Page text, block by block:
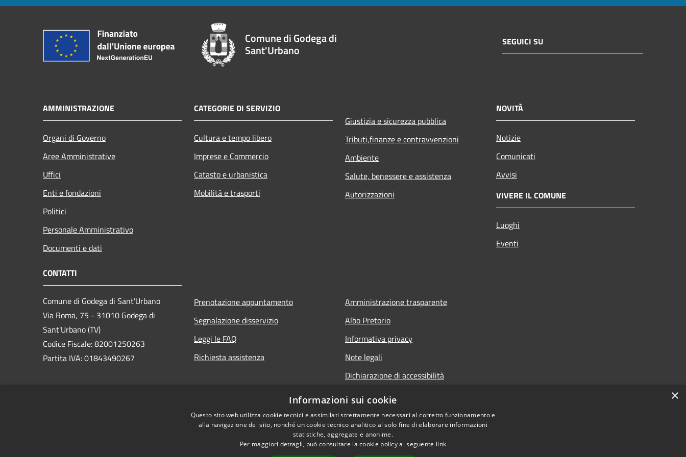
Comune di Godega di
Sant'Urbano
SEGUICI SU
AMMINISTRAZIONE
Organi di Governo
Aree Amministrative
Uffici
Enti e fondazioni
Politici
Personale Amministrativo
Documenti e dati
CATEGORIE DI SERVIZIO
Cultura e tempo libero
Imprese e Commercio
Catasto e urbanistica
Mobilità e trasporti
Giustizia e sicurezza pubblica
Tributi,finanze e contravvenzioni
Ambiente
Salute, benessere e assistenza
Autorizzazioni
NOVITÀ
Notizie
Comunicati
Avvisi
VIVERE IL COMUNE
Luoghi
Eventi
CONTATTI
Comune di Godega di Sant'Urbano
Via Roma, 75 - 31010 Godega di
Sant'Urbano (TV)
Codice Fiscale: 82001250263
Partita IVA: 01843490267
Prenotazione appuntamento
Segnalazione disservizio
Leggi le FAQ
Richiesta assistenza
Amministrazione trasparente
Albo Pretorio
Informativa privacy
Note legali
Dichiarazione di accessibilità
×
Informazioni sui cookie
Questo sito web utilizza cookie tecnici e assimilati strettamente necessari al corretto funzionamento e
alla navigazione del sito, nonché un cookie tecnico analitico al solo fine di elaborare informazioni
statistiche, aggregate e anonime.
Per maggiori dettagli, può consultare la cookie policy al seguente link